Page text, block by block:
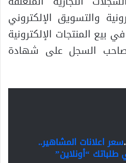
والتسويق الإلكتروني
المنتجات الإلكترونية
السجل على شهادة
سعر اعلانات المشاهير..